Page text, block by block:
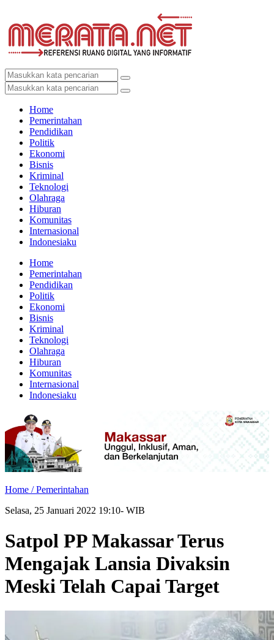
Home
Pemerintahan
Pendidikan
Politik
Ekonomi
Bisnis
Kriminal
Teknologi
Olahraga
Hiburan
Komunitas
Internasional
Indonesiaku
Home
Pemerintahan
Pendidikan
Politik
Ekonomi
Bisnis
Kriminal
Teknologi
Olahraga
Hiburan
Komunitas
Internasional
Indonesiaku
Home /Pemerintahan
Selasa, 25 Januari 2022 19:10- WIB
Satpol PP Makassar Terus
Mengajak Lansia Divaksin
Meski Telah Capai Target